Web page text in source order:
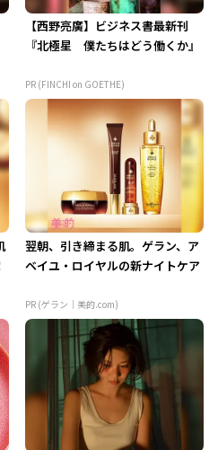
【西野亮廣】ビジネス書最新刊
『北極星 僕たちはどう働くか』
PR (FINCHI on GOETHE)
翌朝、引き締まる肌。ゲラン、ア
ベイユ・ロイヤルの新ナイトケア
PR (ゲラン｜美的.com)